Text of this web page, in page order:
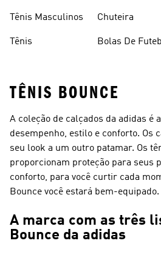
Tênis Masculinos
Tênis
Chuteira
Bolas De
TÊNIS BOUNCE
A coleção de calçados da adidas é
desempenho, estilo e conforto. Os
seu look a um outro patamar. Os
proporcionam proteção para seus
conforto, para você curtir cada
Bounce você estará bem-equipado.
A marca com as três
Bounce da adidas